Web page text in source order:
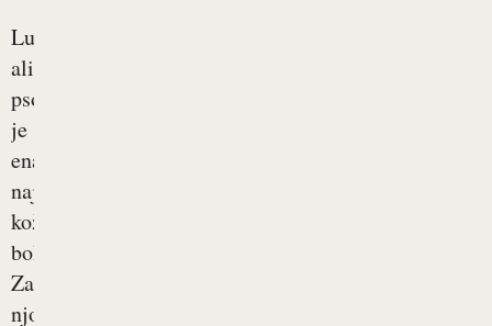
Luskavica
ali
psoriaza
je
ena
najpogostejših
kožnih
bolezni.
Za
njo